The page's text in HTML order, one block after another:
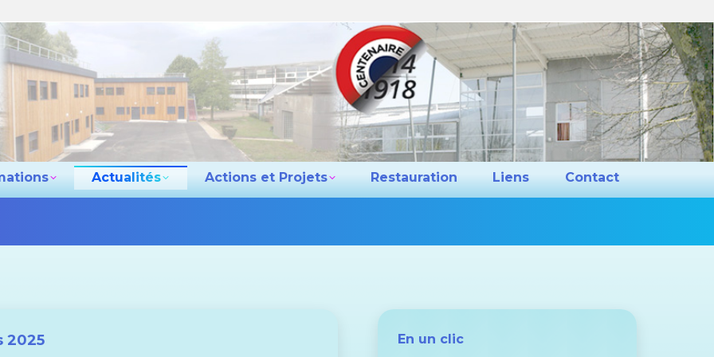
Actualités Actions et Projets Restauration Liens Contact
êtes
2025 En un clic
lycée Actions et Projets Restauration Liens
Contact